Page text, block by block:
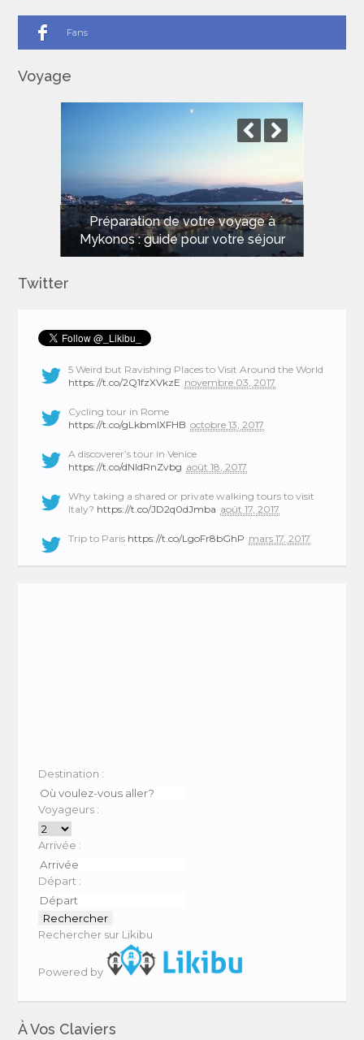
Fans
Voyage
Les meilleures plages de Sardaigne
pour des vacances de rêve
Twitter
5 Weird but Ravishing Places to Visit Around the World
https://t.co/2Q1fzXVkzE novembre 03, 2017
Cycling tour in Rome
https://t.co/gLkbmlXFHB octobre 13, 2017
A discoverer’s tour in Venice
https://t.co/dNIdRnZvbg août 18, 2017
Why taking a shared or private walking tours to visit
Italy? https://t.co/JD2q0dJmba août 17, 2017
Trip to Paris https://t.co/LgoFr8bGhP mars 17, 2017
Destination :
Voyageurs :
Arrivée :
Départ :
Rechercher sur Likibu
Powered by
À Vos Claviers